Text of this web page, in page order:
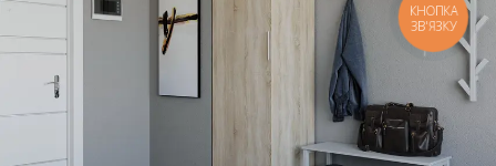
КНОПКА
ЗВ'ЯЗКУ